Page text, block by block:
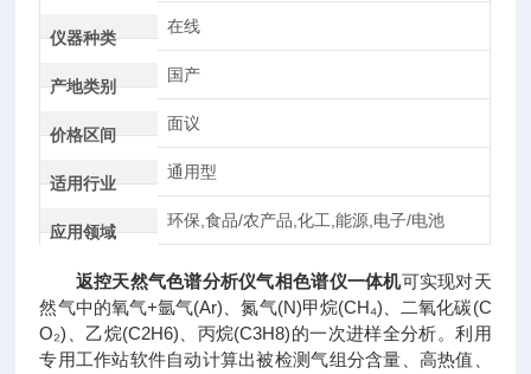
仪器种类
在线
产地类别
国产
价格区间
面议
适用行业
通用型
应用领域
环保,食品/农产品,化工,能源,电子/电池
返控天然气色谱分析仪气相色谱仪一体机可实现对天
然气中的氧气+氩气(Ar)、氮气(N)甲烷(CH₄)、二氧化碳(C
O₂)、乙烷(C2H6)、丙烷(C3H8)的一次进样全分析。利用
专用工作站软件自动计算出被检测气组分含量、高热值、